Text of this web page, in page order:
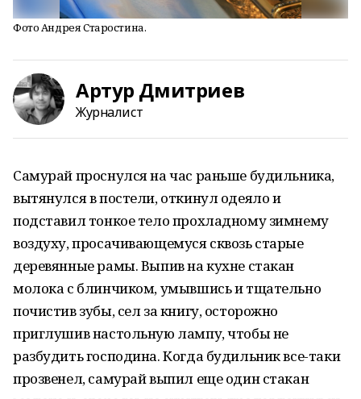
Фото Андрея Старостина.
Артур Дмитриев
Журналист
Самурай проснулся на час раньше будильника,
вытянулся в постели, откинул одеяло и
подставил тонкое тело прохладному зимнему
воздуху, просачивающемуся сквозь старые
деревянные рамы. Выпив на кухне стакан
молока с блинчиком, умывшись и тщательно
почистив зубы, сел за книгу, осторожно
приглушив настольную лампу, чтобы не
разбудить господина. Когда будильник все-таки
прозвенел, самурай выпил еще один стакан